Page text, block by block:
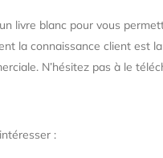
livre blanc pour vous
la connaissance client est
N’hésitez pas à le
: